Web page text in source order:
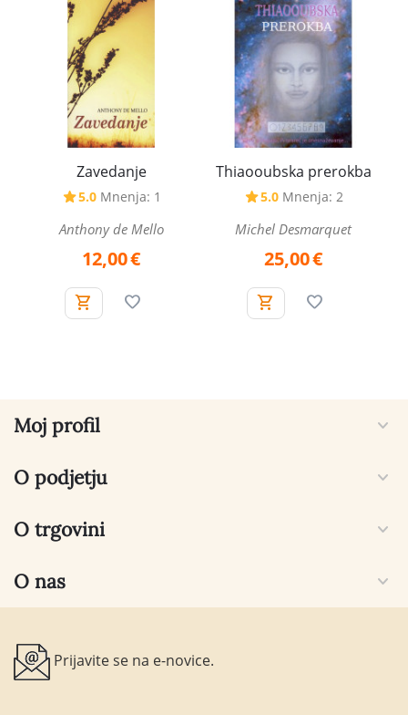
Zavedanje
5.0 Mnenja: 1
Anthony de Mello
12,00€
Thiaooubska prerokba
5.0 Mnenja: 2
Michel Desmarquet
25,00€
Moj profil
O podjetju
O trgovini
O nas
Prijavite se na e-novice.